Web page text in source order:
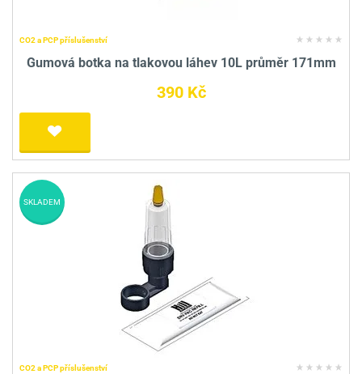
CO2 a PCP příslušenství
Gumová botka na tlakovou láhev 10L průměr 171mm
390 Kč
CO2 a PCP příslušenství
SKLADEM